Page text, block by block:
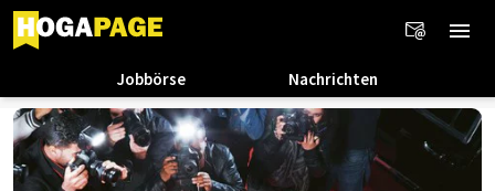
Jobbörse Nachrichten